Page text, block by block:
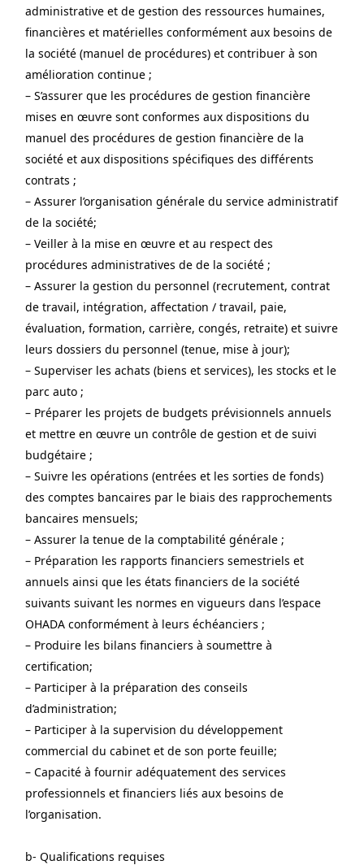
administrative et de gestion des ressources humaines,
financières et matérielles conformément aux besoins de
la société (manuel de procédures) et contribuer à son
amélioration continue ;
– S’assurer que les procédures de gestion financière
mises en œuvre sont conformes aux dispositions du
manuel des procédures de gestion financière de la
société et aux dispositions spécifiques des différents
contrats ;
– Assurer l’organisation générale du service administratif
de la société;
– Veiller à la mise en œuvre et au respect des
procédures administratives de de la société ;
– Assurer la gestion du personnel (recrutement, contrat
de travail, intégration, affectation / travail, paie,
évaluation, formation, carrière, congés, retraite) et suivre
leurs dossiers du personnel (tenue, mise à jour);
– Superviser les achats (biens et services), les stocks et le
parc auto ;
– Préparer les projets de budgets prévisionnels annuels
et mettre en œuvre un contrôle de gestion et de suivi
budgétaire ;
– Suivre les opérations (entrées et les sorties de fonds)
des comptes bancaires par le biais des rapprochements
bancaires mensuels;
– Assurer la tenue de la comptabilité générale ;
– Préparation les rapports financiers semestriels et
annuels ainsi que les états financiers de la société
suivants suivant les normes en vigueurs dans l’espace
OHADA conformément à leurs échéanciers ;
– Produire les bilans financiers à soumettre à
certification;
– Participer à la préparation des conseils
d’administration;
– Participer à la supervision du développement
commercial du cabinet et de son porte feuille;
– Capacité à fournir adéquatement des services
professionnels et financiers liés aux besoins de
l’organisation.
b- Qualifications requises